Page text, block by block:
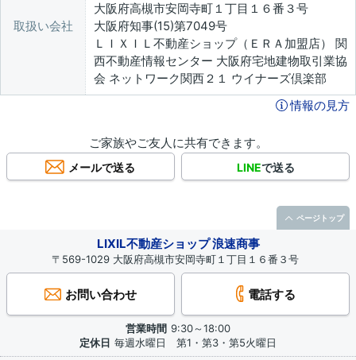
取扱い会社
大阪府高槻市安岡寺町１丁目１６番３号
大阪府知事(15)第7049号
ＬＩＸＩＬ不動産ショップ（ＥＲＡ加盟店） 関
西不動産情報センター 大阪府宅地建物取引業協
会 ネットワーク関西２１ ウイナーズ倶楽部
情報の見方
ご家族やご友人に共有できます。
メールで送る LINEで送る
LIXIL不動産ショップ 浪速商事
〒569-1029 大阪府高槻市安岡寺町１丁目１６番３号
お問い合わせ 電話する
営業時間 9:30～18:00
定休日 毎週水曜日 第1・第3・第5火曜日
ページトップ